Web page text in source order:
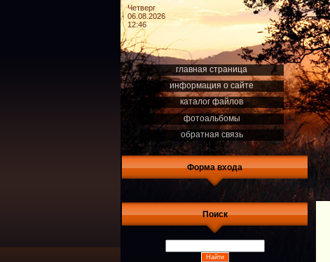
Четверг
06.08.2026
12:46
главная страница
информация о сайте
каталог файлов
фотоальбомы
обратная связь
Форма входа
Поиск